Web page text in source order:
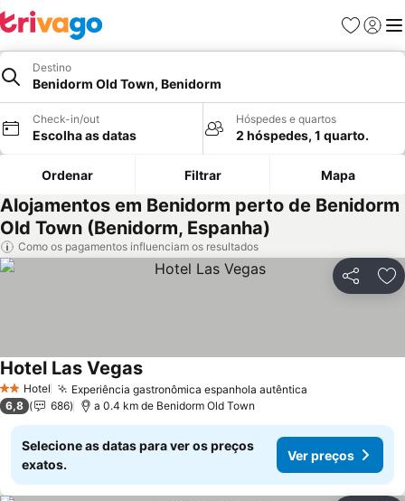
Favoritos
Iniciar
Destino
Benidorm Old Town, Benidorm
Check-in/out
Escolha as datas
Hóspedes e quartos
2 hóspedes, 1 quarto.
Ordenar Filtrar Mapa
Alojamentos em Benidorm perto de Benidorm
Old Town (Benidorm, Espanha)
Como os pagamentos influenciam os resultados
Partilhar
2 Estrelas
Hotel Experiência gastronômica espanhola autêntica
Hotel Las VegasVer preços
6,8 686 a 0.4 km de Benidorm Old Town
Selecione as datas para ver os preços
exatos.
Ver preços